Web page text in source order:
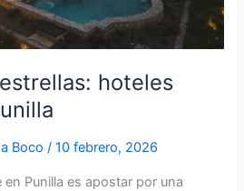
hoteles
Boco/10 febrero, 2026
Punilla es apostar por una